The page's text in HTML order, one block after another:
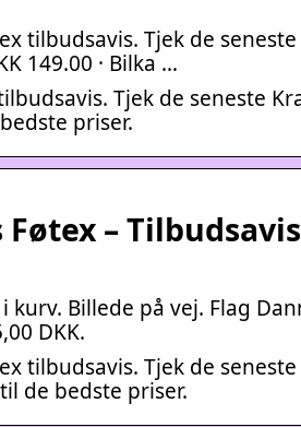
tilbudsavis. Tjek de
149.00 · Bilka …
Tjek de seneste
priser.
–
kurv. Billede på vej. Flag
DKK.
tilbudsavis. Tjek de
de bedste priser.